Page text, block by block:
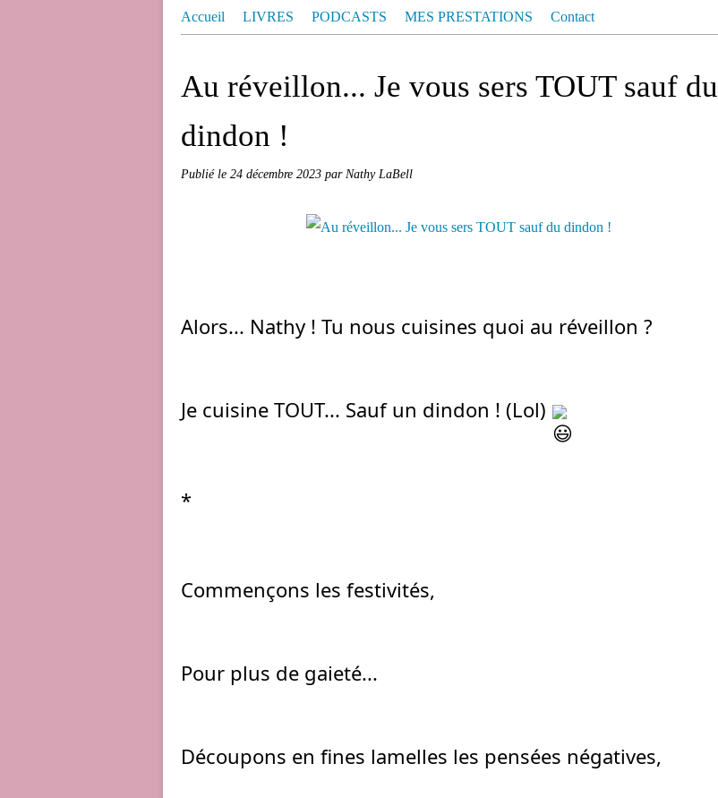
Accueil LIVRES PODCASTS MES PRESTATIONS Contact
Au réveillon... Je vous sers TOUT sauf du
dindon !
Publié le 24 décembre 2023 par Nathy LaBell
Alors... Nathy ! Tu nous cuisines quoi au réveillon ?
Je cuisine TOUT... Sauf un dindon ! (Lol)
*
Commençons les festivités,
Pour plus de gaieté...
Découpons en fines lamelles les pensées négatives,